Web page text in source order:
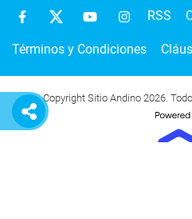
RSS
Términos y Condiciones
Copyright Sitio Andino 2026.